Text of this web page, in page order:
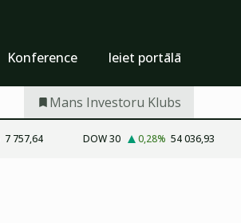
Konference Ieiet portālā
Mans Investoru Klubs
7 757,64 DOW 30 0,28% 54 036,93